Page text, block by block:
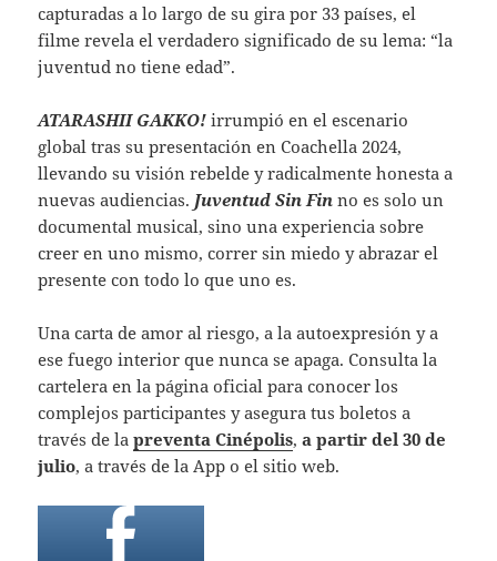
capturadas a lo largo de su gira por 33 países, el
filme revela el verdadero significado de su lema: “la
juventud no tiene edad”.
ATARASHII GAKKO! irrumpió en el escenario
global tras su presentación en Coachella 2024,
llevando su visión rebelde y radicalmente honesta a
nuevas audiencias. Juventud Sin Fin no es solo un
documental musical, sino una experiencia sobre
creer en uno mismo, correr sin miedo y abrazar el
presente con todo lo que uno es.
Una carta de amor al riesgo, a la autoexpresión y a
ese fuego interior que nunca se apaga. Consulta la
cartelera en la página oficial para conocer los
complejos participantes y asegura tus boletos a
través de lapreventa Cinépolis,a partir del 30 de
julio, a través de la App o el sitio web.